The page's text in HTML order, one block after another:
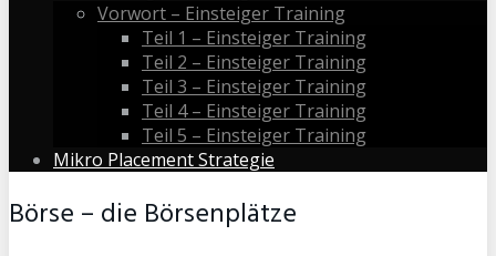
Vorwort – Einsteiger Training
Teil 1 – Einsteiger Training
Teil 2 – Einsteiger Training
Teil 3 – Einsteiger Training
Teil 4 – Einsteiger Training
Teil 5 – Einsteiger Training
Mikro Placement Strategie
Börse – die Börsenplätze